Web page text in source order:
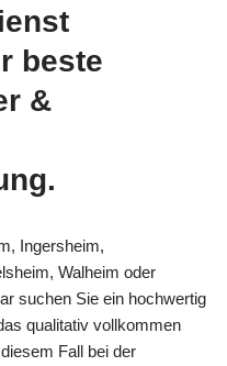
beste
&
Ingersheim,
Walheim oder
suchen Sie ein hochwertig
qualitativ vollkommen
Fall bei der